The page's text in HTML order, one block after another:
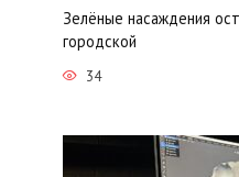
Зелёные насаждения
городской
34